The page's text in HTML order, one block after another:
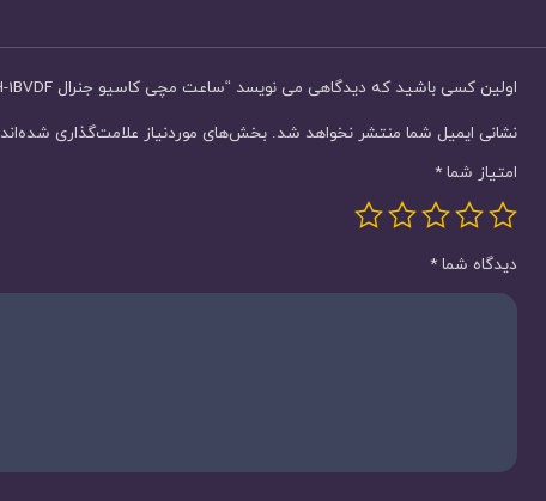
اولین کسی باشید که دیدگاهی می نویسد “ساعت مچی کاسیو جنرال W-218H-1BVDF”
نشانی ایمیل شما منتشر نخواهد شد. بخش‌های موردنیاز علامت‌گذاری شده‌اند
امتیاز شما *
دیدگاه شما *